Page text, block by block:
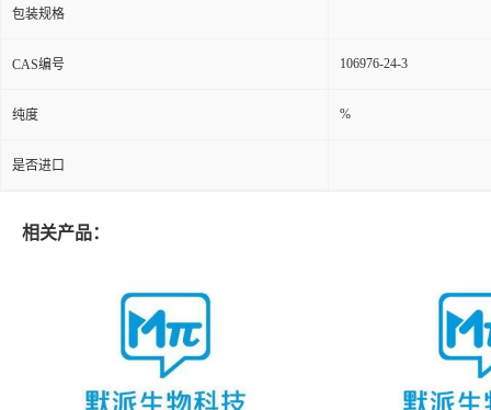
包装规格
CAS编号 106976-24-3
纯度 %
是否进口
相关产品：